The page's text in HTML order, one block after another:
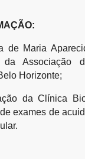
de Maria
da Associação
Horizonte;
da Clínica
exames de